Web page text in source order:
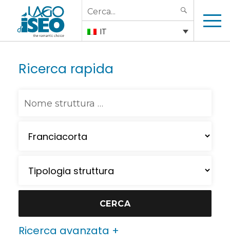
Search
for:
IT
Ricerca rapida
Ricerca avanzata